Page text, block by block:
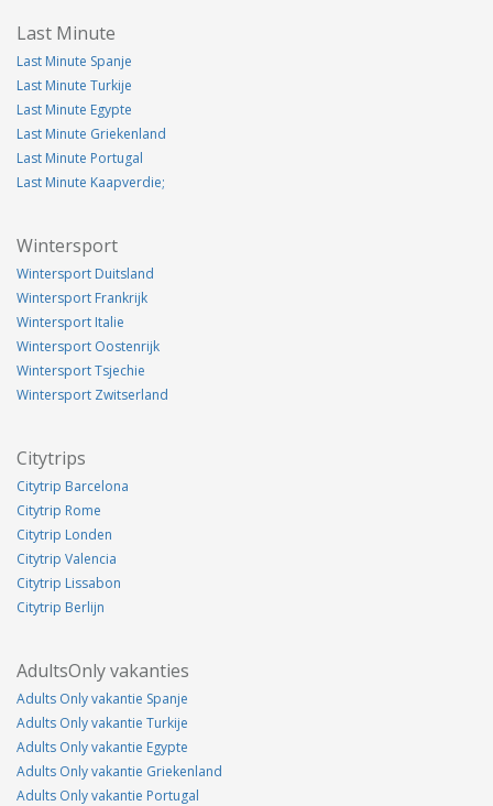
Last Minute
Last Minute Spanje
Last Minute Turkije
Last Minute Egypte
Last Minute Griekenland
Last Minute Portugal
Last Minute Kaapverdie;
Wintersport
Wintersport Duitsland
Wintersport Frankrijk
Wintersport Italie
Wintersport Oostenrijk
Wintersport Tsjechie
Wintersport Zwitserland
Citytrips
Citytrip Barcelona
Citytrip Rome
Citytrip Londen
Citytrip Valencia
Citytrip Lissabon
Citytrip Berlijn
AdultsOnly vakanties
Adults Only vakantie Spanje
Adults Only vakantie Turkije
Adults Only vakantie Egypte
Adults Only vakantie Griekenland
Adults Only vakantie Portugal